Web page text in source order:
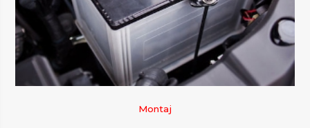
Montaj